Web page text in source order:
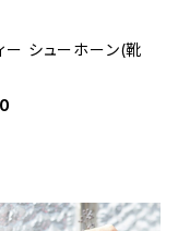
ー シューホーン(靴